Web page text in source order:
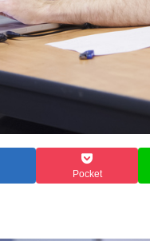
Pocket